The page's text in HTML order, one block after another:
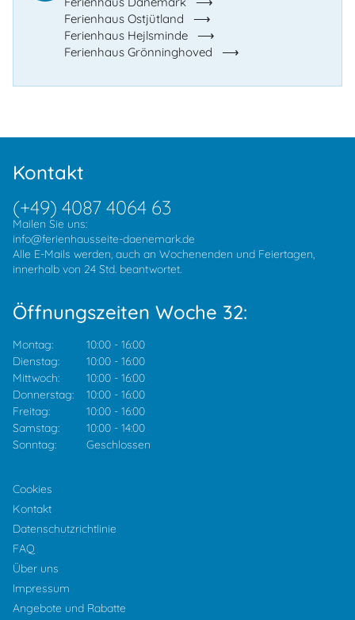
Ferienhaus Ostjütland
Ferienhaus Hejlsminde
Ferienhaus Grönninghoved
Kontakt
(+49) 4087 4064 63
Mailen Sie uns:
info@ferienhausseite-daenemark.de
Alle E-Mails werden, auch an Wochenenden und Feiertagen,
innerhalb von 24 Std. beantwortet.
Öffnungszeiten Woche 32:
Montag: 10:00 - 16:00
Dienstag:
10:00 - 16:00
Mittwoch:
10:00 - 16:00
Donnerstag:
10:00 - 16:00
Freitag:
10:00 - 16:00
Samstag:
10:00 - 14:00
Sonntag:
Geschlossen
Cookies
Kontakt
Datenschutzrichtlinie
FAQ
Über uns
Impressum
Angebote und Rabatte